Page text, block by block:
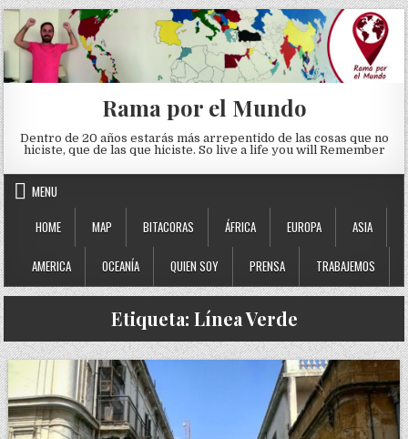
Skip to content
Rama por el Mundo
Dentro de 20 años estarás más arrepentido de las cosas que no
hiciste, que de las que hiciste. So live a life you will Remember
MENU
HOME
MAP BITACORAS ÁFRICA EUROPA ASIA
AMERICA OCEANÍA QUIEN SOY PRENSA TRABAJEMOS
Etiqueta: Línea Verde